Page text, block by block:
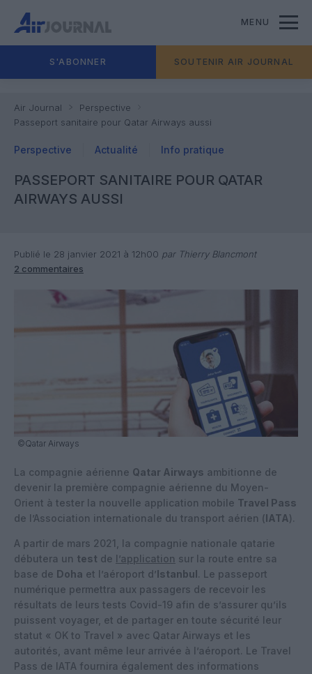
MENU
S'ABONNER SOUTENIR AIR JOURNAL
Air Journal
Perspective
Passeport sanitaire pour Qatar Airways aussi
Perspective Actualité Info pratique
PASSEPORT SANITAIRE POUR QATAR
AIRWAYS AUSSI
Publié le 28 janvier 2021 à 12h00 par Thierry Blancmont
2 commentaires
©Qatar Airways
La compagnie aérienne Qatar Airways ambitionne de
devenir la première compagnie aérienne du Moyen-
Orient à tester la nouvelle application mobile Travel Pass
de l’Association internationale du transport aérien (IATA).
A partir de mars 2021, la compagnie nationale qatarie
débutera un test de l’application sur la route entre sa
base de Doha et l’aéroport d’Istanbul. Le passeport
numérique permettra aux passagers de recevoir les
résultats de leurs tests Covid-19 afin de s’assurer qu’ils
puissent voyager, et de partager en toute sécurité leur
statut « OK to Travel » avec Qatar Airways et les
autorités, avant même leur arrivée à l’aéroport. Le Travel
Pass de IATA fournira également des informations